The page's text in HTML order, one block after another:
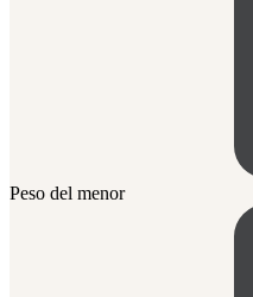
Peso del menor